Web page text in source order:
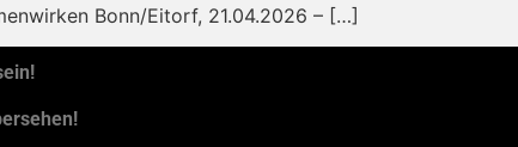
Bonn/Eitorf, 21.04.2026 – […]